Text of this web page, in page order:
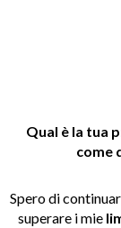
Qual è la tua
come
Spero di
superare i mie